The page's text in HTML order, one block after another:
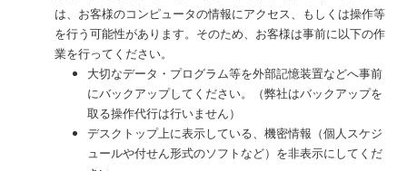
は、お客様のコンピュータの情報にアクセス、もしくは操作等
を行う可能性があります。そのため、お客様は事前に以下の作
業を行ってください。
大切なデータ・プログラム等を外部記憶装置などへ事前
にバックアップしてください。（弊社はバックアップを
取る操作代行は行いません）
デスクトップ上に表示している、機密情報（個人スケジ
ュールや付せん形式のソフトなど）を非表示にしてくだ